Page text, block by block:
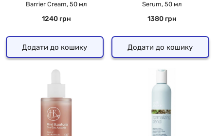
Barrier Cream, 50 мл
1240 грн
Додати до кошику
Serum, 50 мл
1380 грн
Додати до кошику